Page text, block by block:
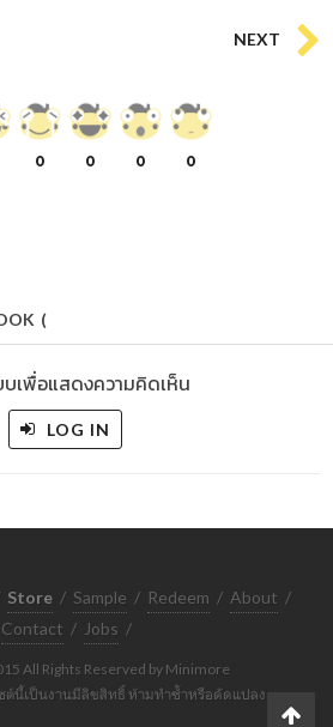
NEXT
0 0 0 0
(
บเพื่อแสดงความคิดเห็น
LOG IN
Store / Sample / Redeem / About /
Contact / Jobs /
All Rights Reserved by Minimore
ต์นี้เป็นงานมีลิขสิทธิ์ ห้ามทำซ้ำหรือดัดแปลง